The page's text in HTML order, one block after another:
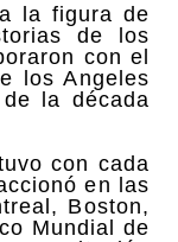
la figura de
de los
con el
los Angeles
la década
con cada
en las
Boston,
Mundial de